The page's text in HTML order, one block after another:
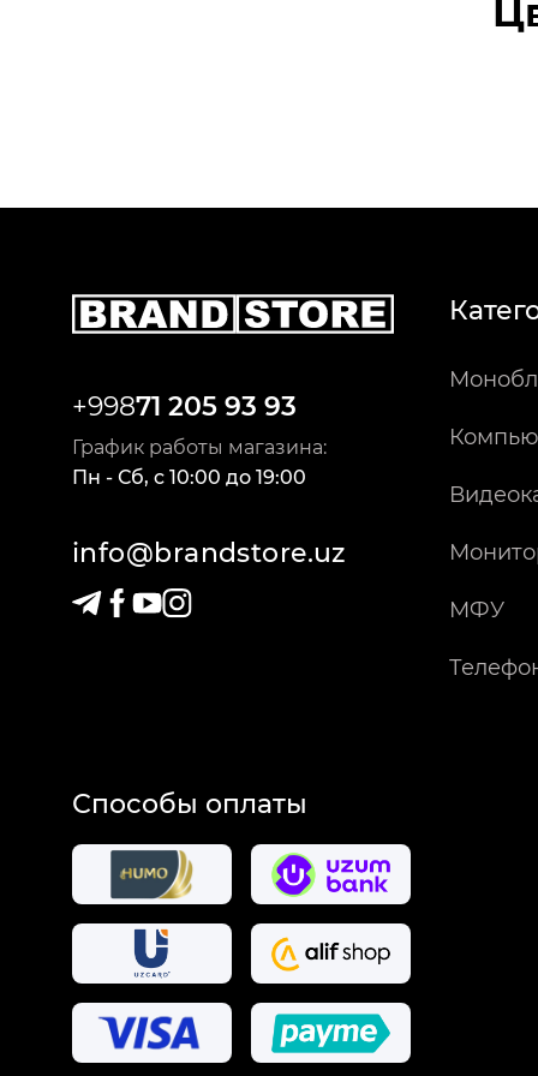
+99871 205 93 93
График работы магазина:
Пн - Сб, c 10:00 до 19:00
info@brandstore.uz
МФУ
Способы оплаты